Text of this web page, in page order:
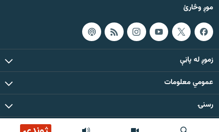
موږ وڅارئ
زموږ له پاڼې
عمومي معلومات
رسنۍ
د دې ووبپاڼې د ټولو مطالبو حقوق له مشال راډیو سره خوندي دي